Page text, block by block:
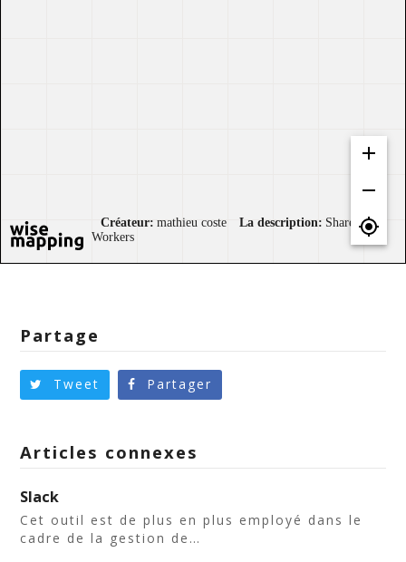
Partage
Tweet Partager
Articles connexes
Slack
Cet outil est de plus en plus employé dans le
cadre de la gestion de…